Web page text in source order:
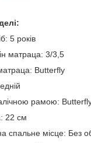
5 років
матраца: 3/3,5
Butterfly
рамою:
22 см
спальне місце: Без